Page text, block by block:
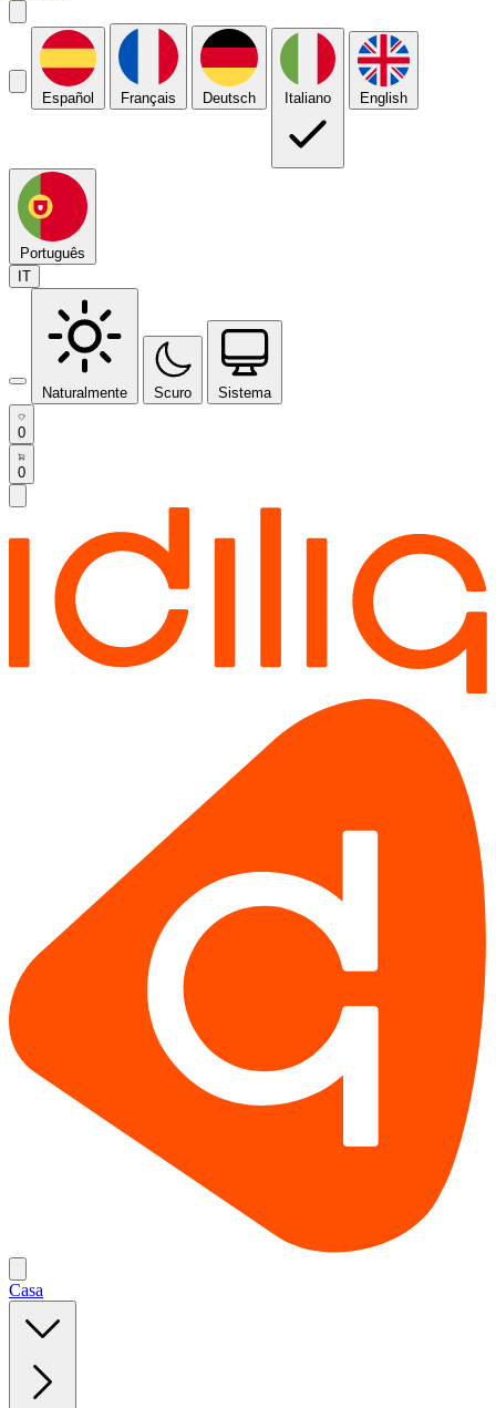
Español Français Deutsch Italiano English
Português
IT
Naturalmente Scuro Sistema
0
0
Casa